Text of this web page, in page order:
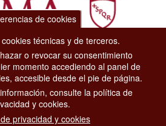
Eventi, Sport, Turismo e Moda.
CENTER TEL. 06 06 08
de cookies
técnicas y de terceros.
o revocar su consentimiento
momento accediendo al panel de
accesible desde el pie de página.
consulte la política de
y cookies.
privacidad y cookies